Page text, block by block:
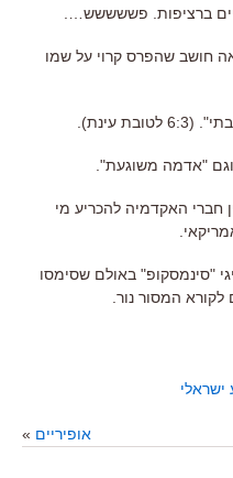
ברציפות. פששששש….
חושב שהפרס קרוי על שמו
חברי האקדמיה להכריע מי
"סינמסקופ" באולם שסימסו
לקורא המסור נור.
ישראלי
אופיריים »